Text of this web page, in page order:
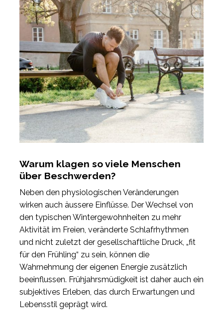
Warum klagen so viele Menschen
über Beschwerden?
Neben den physiologischen Veränderungen
wirken auch äussere Einflüsse. Der Wechsel von
den typischen Wintergewohnheiten zu mehr
Aktivität im Freien, veränderte Schlafrhythmen
und nicht zuletzt der gesellschaftliche Druck, „fit
für den Frühling“ zu sein, können die
Wahrnehmung der eigenen Energie zusätzlich
beeinflussen. Frühjahrsmüdigkeit ist daher auch ein
subjektives Erleben, das durch Erwartungen und
Lebensstil geprägt wird.